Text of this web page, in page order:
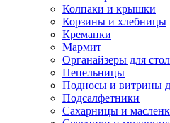
Колпаки и крышки
Корзины и хлебницы
Креманки
Мармит
Органайзеры для
Пепельницы
Подносы и витрины
Подсалфетники
Сахарницы и